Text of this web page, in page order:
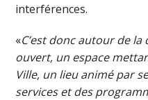
interférences.
«C’est donc autour de
ouvert, un espace
Ville, un lieu animé par
services et des